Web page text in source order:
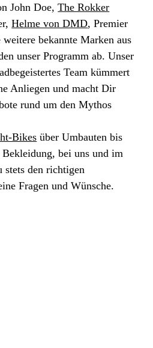
John Doe,The Rokker
Helme von DMD, Premier
bekannte Marken aus
unser Programm ab. Unser
Team kümmert
Anliegen und macht Dir
rund um den Mythos
Bikes über Umbauten bis
bei uns und im
den richtigen
Fragen und Wünsche.